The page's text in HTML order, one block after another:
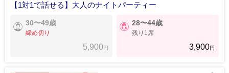
【1対1で話せる】大人のナイトパーティー
30〜49歳
締め切り
5,900円
28〜44歳
残り1席
3,900円